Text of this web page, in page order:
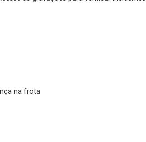
na frota